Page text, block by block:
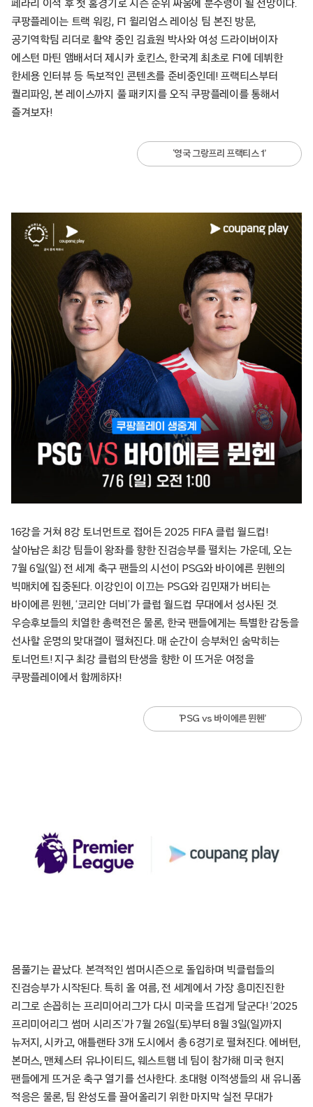
페라리 이적 후 첫 홈경기로 시즌 순위 싸움에 분수령이 될 전망이다.
쿠팡플레이는 트랙 워킹, F1 윌리엄스 레이싱 팀 본진 방문,
공기역학팀 리더로 활약 중인 김효원 박사와 여성 드라이버이자
에스턴 마틴 앰배서더 제시카 호킨스, 한국계 최초로 F1에 데뷔한
한세용 인터뷰 등 독보적인 콘텐츠를 준비중인데! 프랙티스부터
퀄리파잉, 본 레이스까지 풀 패키지를 오직 쿠팡플레이를 통해서
즐겨보자!
‘영국 그랑프리 프랙티스 1’
16강을 거쳐 8강 토너먼트로 접어든 2025 FIFA 클럽 월드컵!
살아남은 최강 팀들이 왕좌를 향한 진검승부를 펼치는 가운데, 오는
7월 6일(일) 전 세계 축구 팬들의 시선이 PSG와 바이에른 뮌헨의
빅매치에 집중된다. 이강인이 이끄는 PSG와 김민재가 버티는
바이에른 뮌헨, ‘코리안 더비’가 클럽 월드컵 무대에서 성사된 것.
우승후보들의 치열한 총력전은 물론, 한국 팬들에게는 특별한 감동을
선사할 운명의 맞대결이 펼쳐진다. 매 순간이 승부처인 숨막히는
토너먼트! 지구 최강 클럽의 탄생을 향한 이 뜨거운 여정을
쿠팡플레이에서 함께하자!
‘PSG vs 바이에른 뮌헨’
몸풀기는 끝났다. 본격적인 썸머시즌으로 돌입하며 빅클럽들의
진검승부가 시작된다. 특히 올 여름, 전 세계에서 가장 흥미진진한
리그로 손꼽히는 프리미어리그가 다시 미국을 뜨겁게 달군다! ‘2025
프리미어리그 썸머 시리즈’가 7월 26일(토)부터 8월 3일(일)까지
뉴저지, 시카고, 애틀랜타 3개 도시에서 총 6경기로 펼쳐진다. 에버턴,
본머스, 맨체스터 유나이티드, 웨스트햄 네 팀이 참가해 미국 현지
팬들에게 뜨거운 축구 열기를 선사한다. 초대형 이적생들의 새 유니폼
적응은 물론, 팀 완성도를 끌어올리기 위한 마지막 실전 무대가